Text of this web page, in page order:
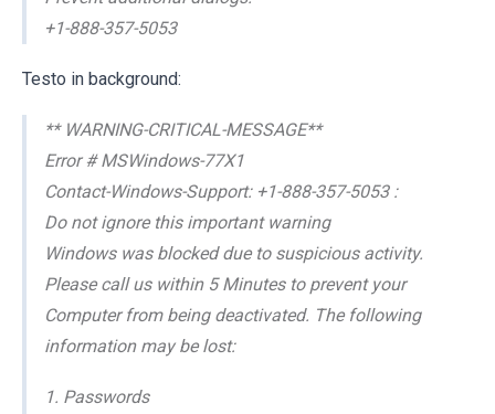
+1-888-357-5053
Testo in background:
** WARNING-CRITICAL-MESSAGE**
Error # MSWindows-77X1
Contact-Windows-Support: +1-888-357-5053 :
Do not ignore this important warning
Windows was blocked due to suspicious activity.
Please call us within 5 Minutes to prevent your
Computer from being deactivated. The following
information may be lost:
1. Passwords